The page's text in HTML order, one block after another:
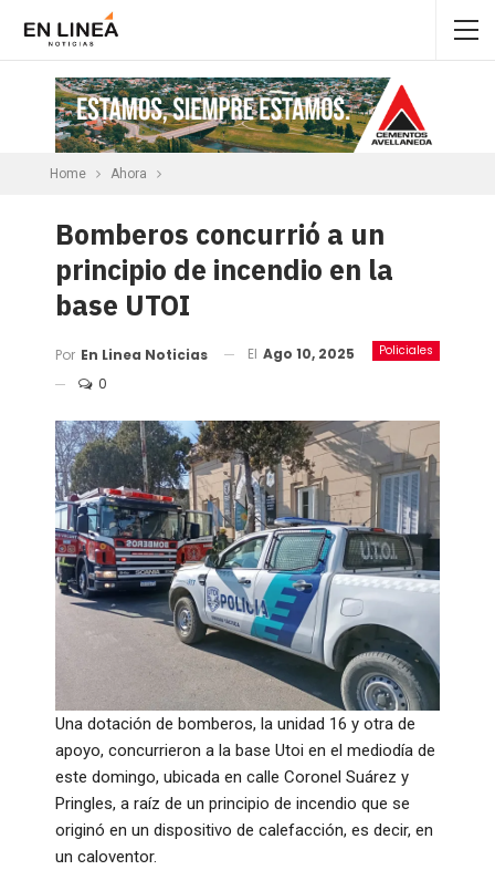
Home Ahora
Bomberos concurrió a un
principio de incendio en la
base UTOI
Policiales
Por En Linea Noticias El Ago 10, 2025
0
Una dotación de bomberos, la unidad 16 y otra de
apoyo, concurrieron a la base Utoi en el mediodía de
este domingo, ubicada en calle Coronel Suárez y
Pringles, a raíz de un principio de incendio que se
originó en un dispositivo de calefacción, es decir, en
un caloventor.